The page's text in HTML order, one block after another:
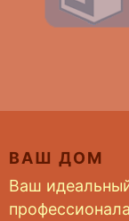
ВАШ ДОМ
Ваш